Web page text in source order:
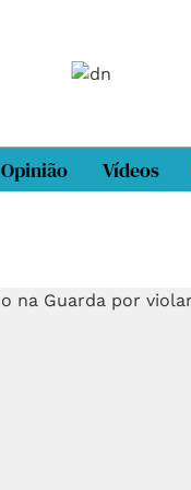
Opinião Vídeos